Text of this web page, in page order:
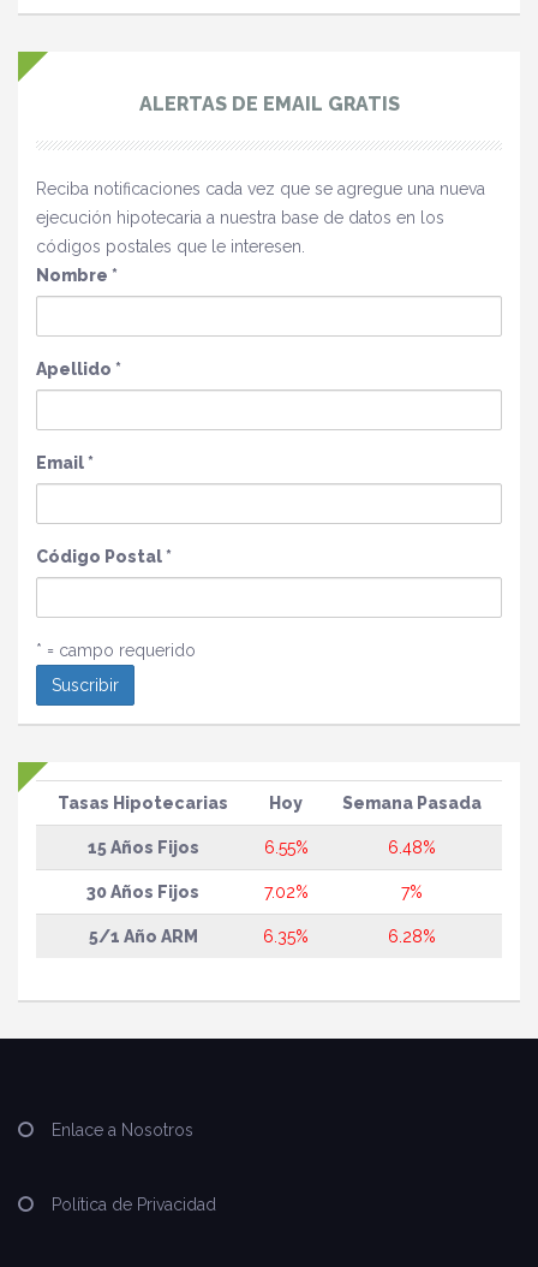
ALERTAS DE EMAIL GRATIS
Reciba notificaciones cada vez que se agregue una nueva
ejecución hipotecaria a nuestra base de datos en los
códigos postales que le interesen.
Nombre *
Apellido *
Email*
Código Postal*
* = campo requerido
Tasas Hipotecarias Hoy Semana Pasada
15 Años Fijos 6.55% 6.48%
30 Años Fijos 7.02% 7%
5/1 Año ARM 6.35% 6.28%
Enlace a Nosotros
Política de Privacidad